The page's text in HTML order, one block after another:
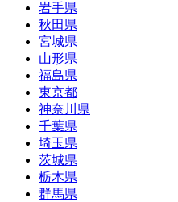
岩手県
秋田県
宮城県
山形県
福島県
東京都
神奈川県
千葉県
埼玉県
茨城県
栃木県
群馬県